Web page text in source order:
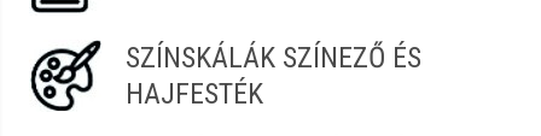
SZÍNSKÁLÁK SZÍNEZŐ ÉS
HAJFESTÉK